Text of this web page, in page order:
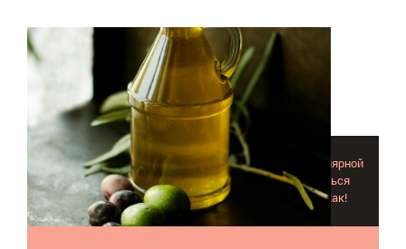
Используя масло чайного дерева для волос на регулярной
основе продолжительным курсом, удастся добиться
подлинного оздоровления волос, рассказываем как!